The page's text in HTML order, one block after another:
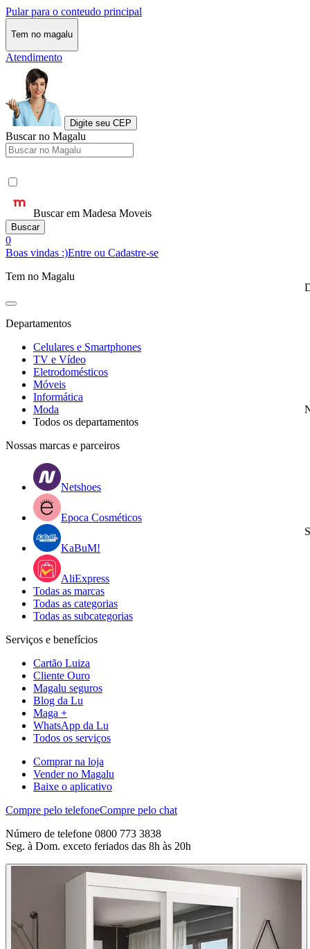
Pular para o conteudo principal
Tem no magalu
Atendimento
Digite seu CEP
Buscar no Magalu
Buscar em Madesa Moveis
Buscar
0
Boas vindas :)Entre ou Cadastre-se
Tem no Magalu
Departamentos
Celulares e Smartphones
TV e Vídeo
Eletrodomésticos
Móveis
Informática
Moda
Todos os departamentos
Nossas marcas e parceiros
Netshoes
Epoca Cosméticos
KaBuM!
AliExpress
Todas as marcas
Todas as categorias
Todas as subcategorias
Serviços e benefícios
Cartão Luiza
Cliente Ouro
Magalu seguros
Blog da Lu
Maga +
WhatsApp da Lu
Todos os serviços
Comprar na loja
Vender no Magalu
Baixe o aplicativo
Compre pelo telefoneCompre pelo chat
Número de telefone 0800 773 3838
Seg. à Dom. exceto feriados das 8h às 20h